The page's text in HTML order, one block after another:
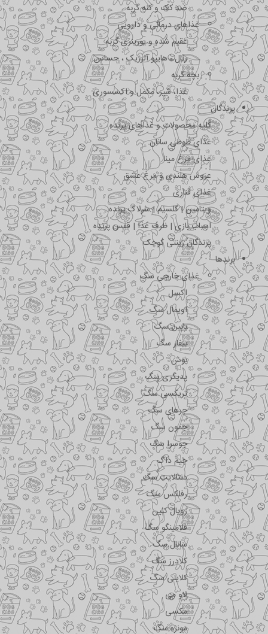
ضد کک و کنه گربه
غذاهای درمانی و دارویی
عقیم شده و یورینری گربه
رنال ، هایپو آلرژیک ، حساس
بچه گربه
غذا، شیر، مکمل و اکسسوری
پرندگان
کلیه محصولات و غذاهای پرنده
غذای طوطی سانان
غذای مرغ مینا
عروس هلندی و مرغ عشق
غذای قناری
ویتامین | کلسیم | سرلاک پرنده
اسباب بازی | ظرف غذا | قفس پرنده
پرندگان زینتی کوچک
برندها
غذای خارجی سگ
اکسل
اویمال سگ
بابین سگ
بیفار سگ
بوش
پدیگری سگ
تریکسی سگ
جرهای سگ
جمون سگ
جوسرا سگ
جیم داگ
دنتالایت سگ
رفلکس سگ
رویال کنین
فلامینگو سگ
سانال سگ
کلادرز سگ
کلاینی سگ
لاو می
مکسی
مونژه سگ